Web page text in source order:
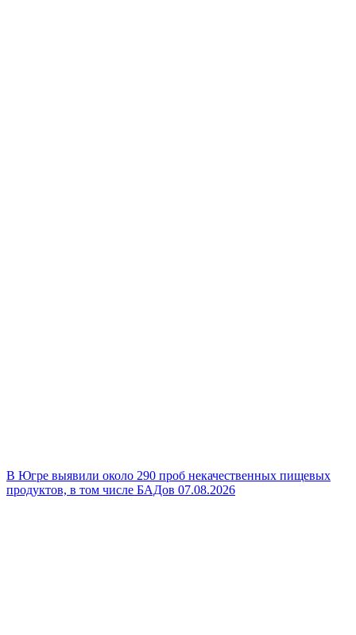
В Югре выявили около 290 проб некачественных пищевых
продуктов, в том числе БАДов 07.08.2026